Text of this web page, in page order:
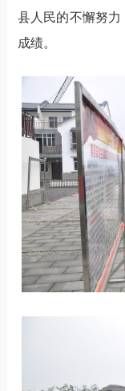
县人民的不懈努
成绩。